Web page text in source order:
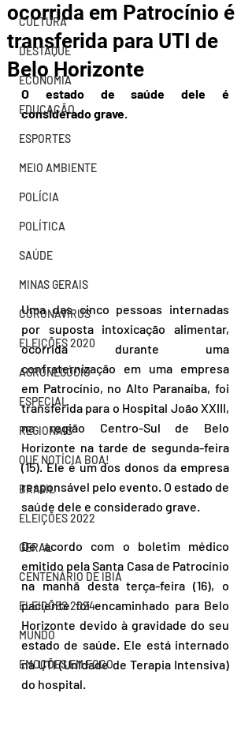
CULTURA
DESTAQUE
ECONOMIA
EDUCAÇÃO
ESPORTES
MEIO AMBIENTE
POLÍCIA
POLÍTICA
SAÚDE
MINAS GERAIS
CORONAVÍRUS
ELEIÇÕES 2020
AGRONEGÓCIO
ESPECIAL
REGIONAIS
QUE NOTÍCIA BOA!
BRASIL
ELEIÇÕES 2022
GERAL
CENTENÁRIO DE IBIÁ
ELEIÇÕES 2024
MUNDO
EMOÇÕES EM FOCO
ocorrida em Patrocínio é
transferida para UTI de
Belo Horizonte
O estado de saúde dele é
considerado grave.
Uma das cinco pessoas internadas
por suposta intoxicação alimentar,
ocorrida durante uma
confraternização em uma empresa
em Patrocínio, no Alto Paranaíba, foi
transferida para o Hospital João XXIII,
na região Centro-Sul de Belo
Horizonte na tarde de segunda-feira
(15). Ele é um dos donos da empresa
responsável pelo evento. O estado de
saúde dele e considerado grave.
De acordo com o boletim médico
emitido pela Santa Casa de Patrocínio
na manhã desta terça-feira (16), o
paciente foi encaminhado para Belo
Horizonte devido à gravidade do seu
estado de saúde. Ele está internado
na UTI (Unidade de Terapia Intensiva)
do hospital.